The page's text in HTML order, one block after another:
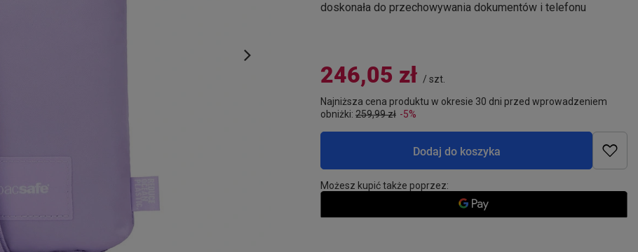
doskonała do przechowywania dokumentów i telefonu
246,05 zł /szt.
Najniższa cena produktu w okresie 30 dni przed wprowadzeniem
obniżki:259,99 zł -5%
Dodaj do koszyka
Możesz kupić także poprzez: